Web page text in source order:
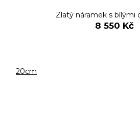
Zlatý náramek s bílými
8 550 Kč
20cm